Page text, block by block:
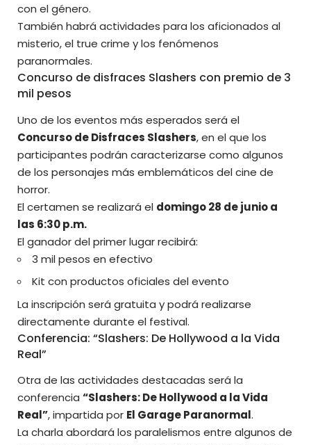
con el género.
También habrá actividades para los aficionados al
misterio, el true crime y los fenómenos
paranormales.
Concurso de disfraces Slashers con premio de 3
mil pesos
Uno de los eventos más esperados será el
Concurso de Disfraces Slashers, en el que los
participantes podrán caracterizarse como algunos
de los personajes más emblemáticos del cine de
horror.
El certamen se realizará el domingo 28 de junio a
las 6:30 p.m.
El ganador del primer lugar recibirá:
3 mil pesos en efectivo
Kit con productos oficiales del evento
La inscripción será gratuita y podrá realizarse
directamente durante el festival.
Conferencia: “Slashers: De Hollywood a la Vida
Real”
Otra de las actividades destacadas será la
conferencia “Slashers: De Hollywood a la Vida
Real”, impartida por El Garage Paranormal.
La charla abordará los paralelismos entre algunos de